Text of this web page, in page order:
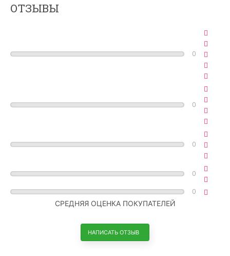
ОТЗЫВЫ
0
0
0
0
0
СРЕДНЯЯ ОЦЕНКА ПОКУПАТЕЛЕЙ
НАПИСАТЬ ОТЗЫВ